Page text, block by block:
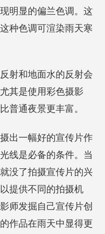
明显的偏兰色调。这
种色调可渲染雨天寒
射和地面水的反射会
其是使用彩色摄影
普通夜景更丰富。
出一幅好的宣传片作
线是必备的条件。当
没了拍摄宣传片的兴
提供不同的拍摄机
师发掘自己宣传片创
作品在雨天中显得更